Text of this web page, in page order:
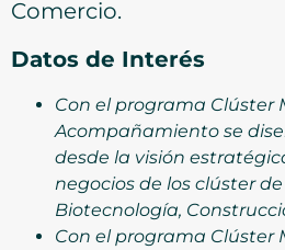
Comercio.
Datos de Interés
Con el programa Clúster
Acompañamiento se
desde la visión
negocios de los clúster
Biotecnología,
Con el programa Clúster